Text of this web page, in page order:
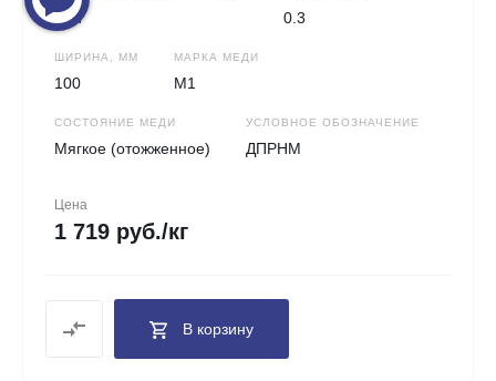
0.27 0.3
ШИРИНА, ММ
100
МАРКА МЕДИ
М1
СОСТОЯНИЕ МЕДИ
Мягкое (отожженное)
УСЛОВНОЕ ОБОЗНАЧЕНИЕ
ДПРНМ
Цена
1 719 руб./кг
В корзину